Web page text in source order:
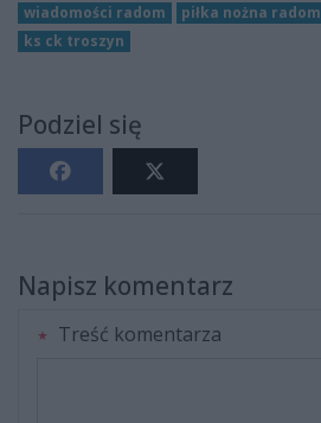
wiadomości radom
piłka nożna radom
ks ck troszyn
Podziel się
Napisz komentarz
Treść komentarza